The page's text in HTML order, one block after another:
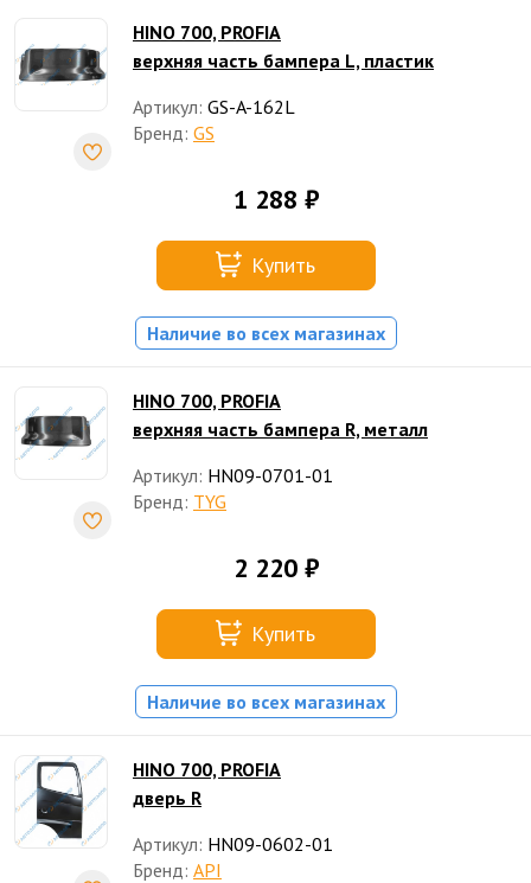
HINO 700, PROFIA
верхняя часть бампера L, пластик
Артикул: GS-A-162L
Бренд: GS
1 288 ₽
Купить
Наличие во всех магазинах
HINO 700, PROFIA
верхняя часть бампера R, металл
Артикул: HN09-0701-01
Бренд: TYG
2 220 ₽
Купить
Наличие во всех магазинах
HINO 700, PROFIA
дверь R
Артикул: HN09-0602-01
Бренд: API